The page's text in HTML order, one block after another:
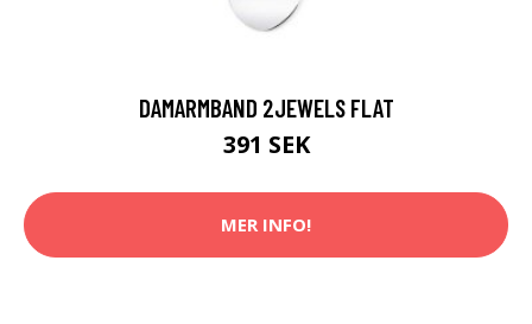
DAMARMBAND 2JEWELS FLAT
391 SEK
MER INFO!